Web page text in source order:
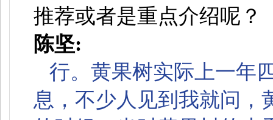
推荐或者是重点介绍呢？
陈坚:
行。黄果树实际上一年
息，不少人见到我就问，